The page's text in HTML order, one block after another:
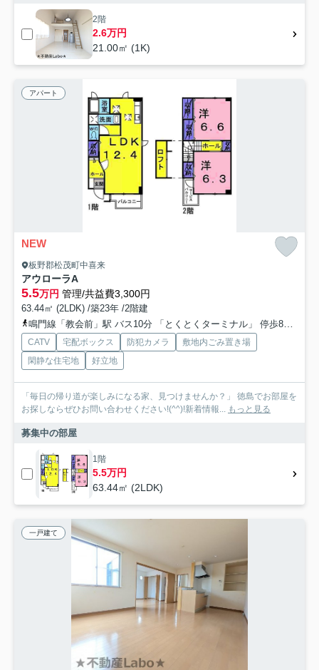
2階
2.6万円
21.00㎡ (1K)
アパート
NEW
板野郡松茂町中喜来
アウローラA
5.5万円 管理/共益費3,300円
63.44㎡ (2LDK) /築23年 /2階建
鳴門線「教会前」駅 バス10分 「とくとくターミナル」 停歩8分
CATV 宅配ボックス 防犯カメラ
敷地内ごみ置き場
閑静な住宅地
好立地
「毎日の帰り道が楽しみになる家、見つけませんか？」 徳島でお部屋を
お探しならぜひお問い合わせください!(^^)!新着情報... もっと見る
募集中の部屋
1階
5.5万円
63.44㎡ (2LDK)
一戸建て